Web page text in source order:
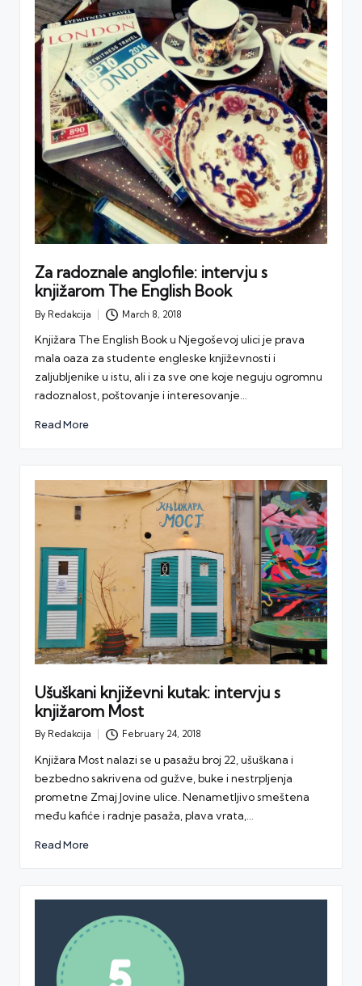
Za radoznale anglofile: intervju s
knjižarom The English Book
Posted
By Redakcija March 8, 2018
Knjižara The English Book u Njegoševoj ulici je prava
mala oaza za studente engleske književnosti i
zaljubljenike u istu, ali i za sve one koje neguju ogromnu
radoznalost, poštovanje i interesovanje…
Read More
Ušuškani književni kutak: intervju s
knjižarom Most
Posted
By Redakcija February 24, 2018
Knjižara Most nalazi se u pasažu broj 22, ušuškana i
bezbedno sakrivena od gužve, buke i nestrpljenja
prometne Zmaj Jovine ulice. Nenametljivo smeštena
među kafiće i radnje pasaža, plava vrata,…
Read More